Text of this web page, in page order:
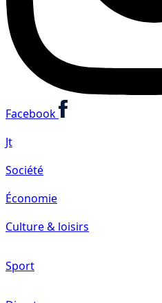
Facebook
Jt
Société
Économie
Culture & loisirs
Sport